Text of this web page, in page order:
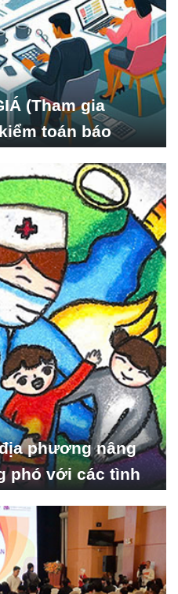
(Tham gia
toán báo
Xã
phương nâng
phó với các tình